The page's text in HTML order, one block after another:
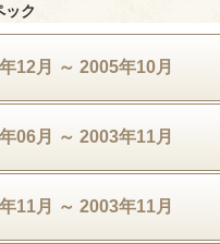
ック
12月 ～ 2005年10月
06月 ～ 2003年11月
11月 ～ 2003年11月